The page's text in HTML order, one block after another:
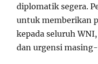
diplomatik segera.
untuk memberikan
kepada seluruh
dan urgensi